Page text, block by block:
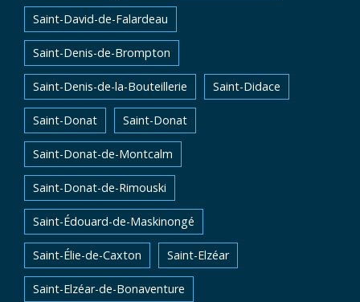
Saint-David-de-Falardeau
Saint-Denis-de-Brompton
Saint-Denis-de-la-Bouteillerie Saint-Didace
Saint-Donat Saint-Donat
Saint-Donat-de-Montcalm
Saint-Donat-de-Rimouski
Saint-Édouard-de-Maskinongé
Saint-Élie-de-Caxton Saint-Elzéar
Saint-Elzéar-de-Bonaventure